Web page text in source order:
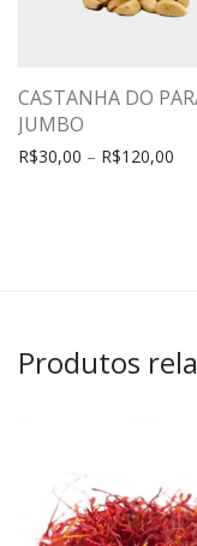
CASTANHA DO
JUMBO
R$30,00 – R$120,00
Produtos